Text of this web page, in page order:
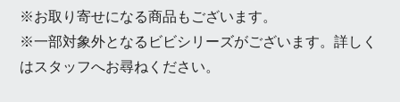
※お取り寄せになる商品もございます。
※一部対象外となるビビシリーズがございます。詳しく
はスタッフへお尋ねください。